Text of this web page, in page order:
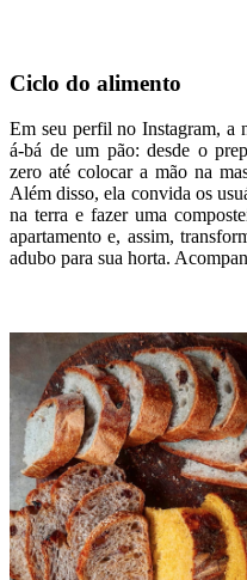
Ciclo do alimento
Em seu perfil no Instagram, a
á-bá de um pão: desde o
zero até colocar a mão na
Além disso, ela convida os
na terra e fazer uma
apartamento e, assim,
adubo para sua horta.